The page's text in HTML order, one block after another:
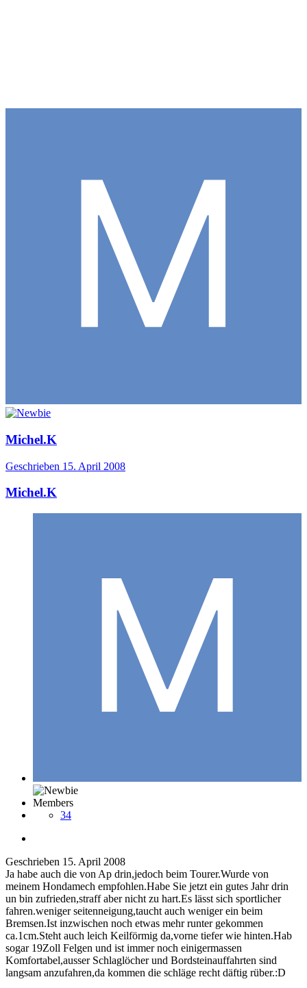
Michel.K
Geschrieben 15. April 2008
Michel.K
Members
34
Geschrieben 15. April 2008
Ja habe auch die von Ap drin,jedoch beim Tourer.Wurde von
meinem Hondamech empfohlen.Habe Sie jetzt ein gutes Jahr drin
un bin zufrieden,straff aber nicht zu hart.Es lässt sich sportlicher
fahren.weniger seitenneigung,taucht auch weniger ein beim
Bremsen.Ist inzwischen noch etwas mehr runter gekommen
ca.1cm.Steht auch leich Keilförmig da,vorne tiefer wie hinten.Hab
sogar 19Zoll Felgen und ist immer noch einigermassen
Komfortabel,ausser Schlaglöcher und Bordsteinauffahrten sind
langsam anzufahren,da kommen die schläge recht däftig rüber.:D